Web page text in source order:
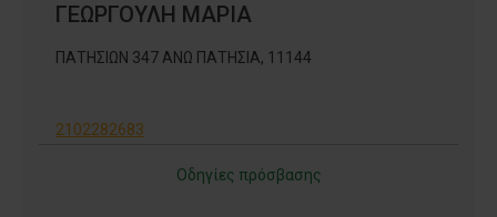
ΓΕΩΡΓΟΥΛΗ ΜΑΡΙΑ
ΠΑΤΗΣΙΩΝ 347 ΑΝΩ ΠΑΤΗΣΙΑ, 11144
2102282683
Οδηγίες πρόσβασης